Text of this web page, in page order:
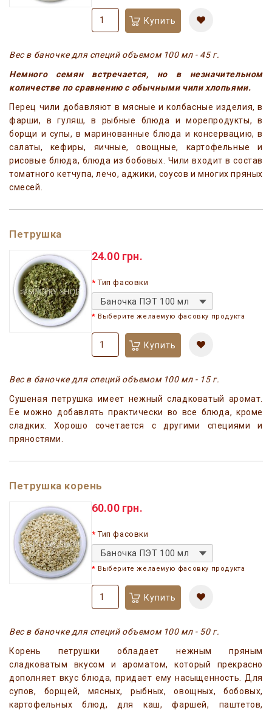
Купить
Вес в баночке для специй объемом 100 мл - 45 г.
Немного семян встречается, но в незначительном
количестве по сравнению с обычными чили хлопьями.
Перец чили добавляют в мясные и колбасные изделия, в
фарши, в гуляш, в рыбные блюда и морепродукты, в
борщи и супы, в маринованные блюда и консервацию, в
салаты, кефиры, яичные, овощные, картофельные и
рисовые блюда, блюда из бобовых. Чили входит в состав
томатного кетчупа, лечо, аджики, соусов и многих пряных
смесей.
Петрушка
24.00 грн.
Тип фасовки
Баночка ПЭТ 100 мл
Выберите желаемую фасовку продукта
Купить
Вес в баночке для специй объемом 100 мл - 15 г.
Сушеная петрушка имеет нежный сладковатый аромат.
Ее можно добавлять практически во все блюда, кроме
сладких. Хорошо сочетается с другими специями и
пряностями.
Петрушка корень
60.00 грн.
Тип фасовки
Баночка ПЭТ 100 мл
Выберите желаемую фасовку продукта
Купить
Вес в баночке для специй объемом 100 мл - 50 г.
Корень петрушки обладает нежным пряным
сладковатым вкусом и ароматом, который прекрасно
дополняет вкус блюда, придает ему насыщенность. Для
супов, борщей, мясных, рыбных, овощных, бобовых,
картофельных блюд, для каш, фаршей, паштетов,